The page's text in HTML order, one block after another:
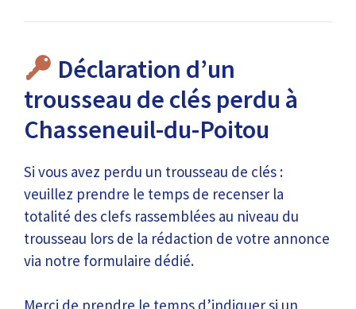
Déclaration d’un
trousseau de clés perdu à
Chasseneuil-du-Poitou
Si vous avez perdu un trousseau de clés :
veuillez prendre le temps de recenser la
totalité des clefs rassemblées au niveau du
trousseau lors de la rédaction de votre annonce
via notre formulaire dédié.
Merci de prendre le temps d’indiquer si un